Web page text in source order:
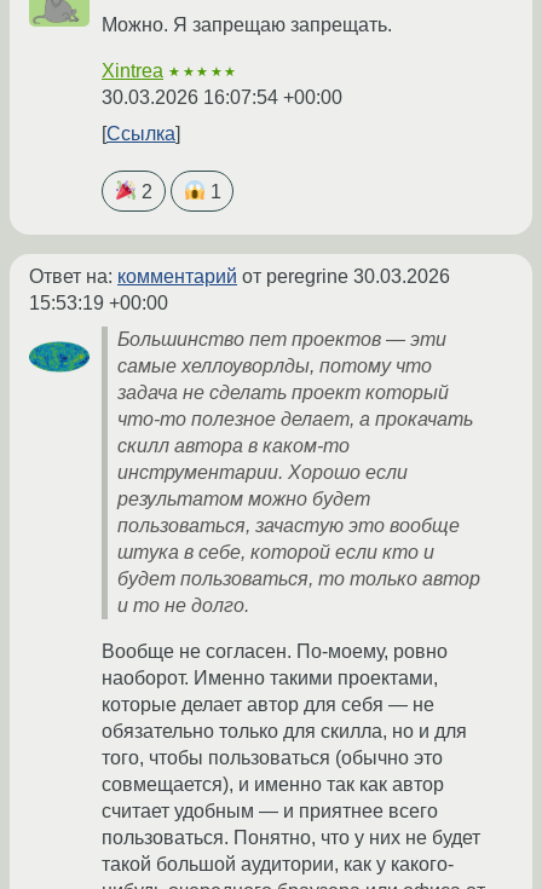
Можно. Я запрещаю запрещать.
Xintrea ★★★★★
30.03.2026 16:07:54 +00:00
Ссылка
2 1
Ответ на: комментарий от peregrine 30.03.2026
15:53:19 +00:00
Большинство пет проектов — эти
самые хеллоуворлды, потому что
задача не сделать проект который
что-то полезное делает, а прокачать
скилл автора в каком-то
инструментарии. Хорошо если
результатом можно будет
пользоваться, зачастую это вообще
штука в себе, которой если кто и
будет пользоваться, то только автор
и то не долго.
Вообще не согласен. По-моему, ровно
наоборот. Именно такими проектами,
которые делает автор для себя — не
обязательно только для скилла, но и для
того, чтобы пользоваться (обычно это
совмещается), и именно так как автор
считает удобным — и приятнее всего
пользоваться. Понятно, что у них не будет
такой большой аудитории, как у какого-